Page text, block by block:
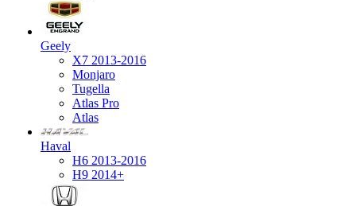
Geely
X7 2013-2016
Monjaro
Tugella
Atlas Pro
Atlas
Haval
H6 2013-2016
H9 2014+